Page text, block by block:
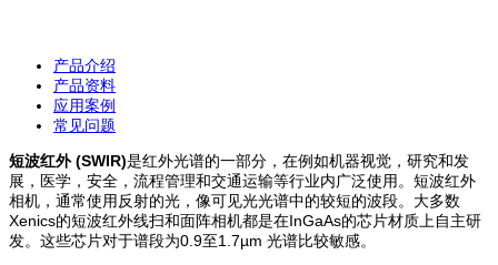
产品介绍
产品资料
应用案例
常见问题
短波红外 (SWIR)是红外光谱的一部分，在例如机器视觉，研究和发
展，医学，安全，流程管理和交通运输等行业内广泛使用。短波红外
相机，通常使用反射的光，像可见光光谱中的较短的波段。大多数
Xenics的短波红外线扫和面阵相机都是在InGaAs的芯片材质上自主研
发。这些芯片对于谱段为0.9至1.7µm 光谱比较敏感。